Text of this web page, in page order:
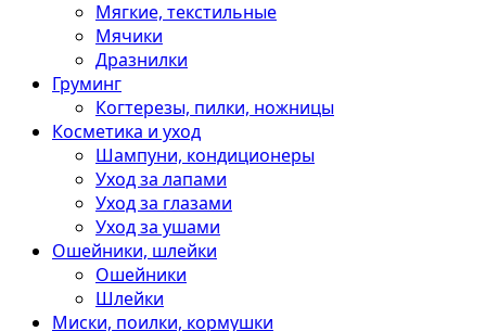
Мягкие, текстильные
Мячики
Дразнилки
Груминг
Когтерезы, пилки, ножницы
Косметика и уход
Шампуни, кондиционеры
Уход за лапами
Уход за глазами
Уход за ушами
Ошейники, шлейки
Ошейники
Шлейки
Миски, поилки, кормушки